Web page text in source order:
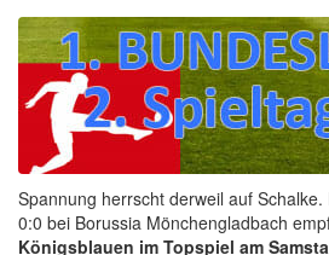
Spannung herrscht derweil auf
0:0 bei Borussia Mönchengladbach
Königsblauen im Topspiel am